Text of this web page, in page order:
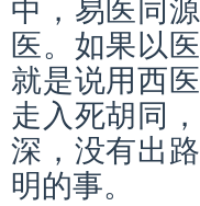
医。如果以
就是说用西
走入死胡同
深，没有出
明的事。